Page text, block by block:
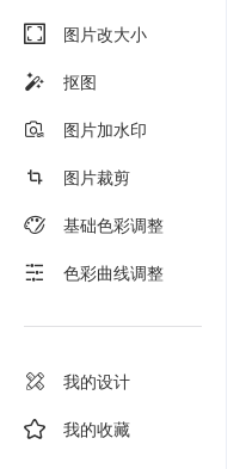
图片改大小
抠图
图片加水印
图片裁剪
基础色彩调整
色彩曲线调整
我的设计
我的收藏